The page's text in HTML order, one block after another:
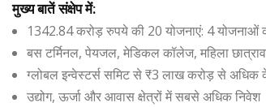
मुख्य बातें संक्षेप में:
1342.84 करोड़ रुपये की 20 योजनाएं: 4 योजनाओं
बस टर्मिनल, पेयजल, मेडिकल कॉलेज, महिला
ग्लोबल इन्वेस्टर्स समिट से ₹3 लाख करोड़ से अधिक
उद्योग, ऊर्जा और आवास क्षेत्रों में सबसे अधिक निवेश